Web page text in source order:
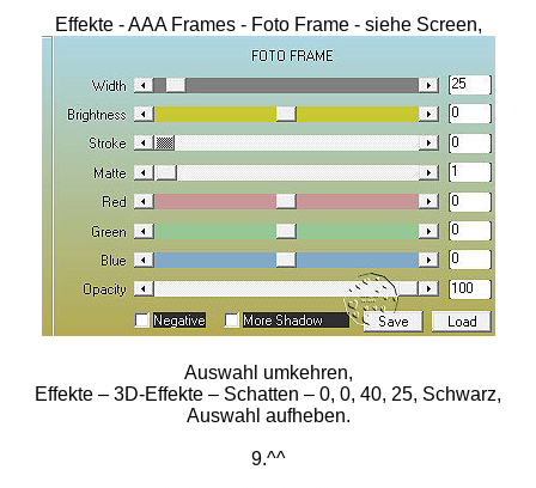
Effekte - AAA Frames - Foto Frame - siehe Screen,
Auswahl umkehren,
Effekte – 3D-Effekte – Schatten – 0, 0, 40, 25, Schwarz,
Auswahl aufheben.
9.^^